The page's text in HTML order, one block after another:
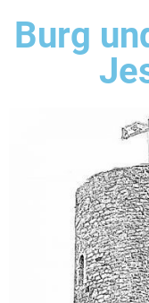
Burg